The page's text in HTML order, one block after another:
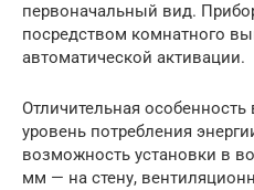
первоначальный вид.
посредством комнатного
автоматической активации.
Отличительная
уровень потребления
возможность установки в
мм — на стену,